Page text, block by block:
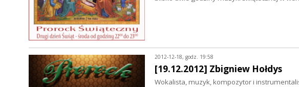
2012-12-18, godz. 19:58
[19.12.2012] Zbigniew Hołdys
Wokalista, muzyk, kompozytor i